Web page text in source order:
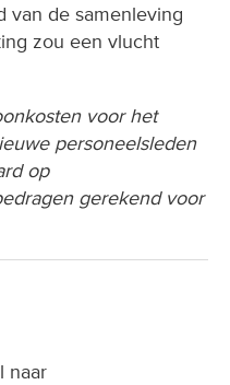
van de samenleving
zou een vlucht
voor het
personeelsleden
op
gerekend voor
naar